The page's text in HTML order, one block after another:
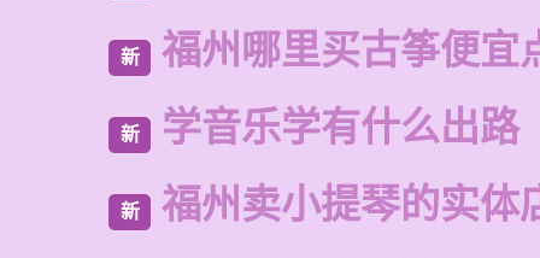
新 福州哪里买古筝便宜
新 学音乐学有什么出路
新 福州卖小提琴的实体